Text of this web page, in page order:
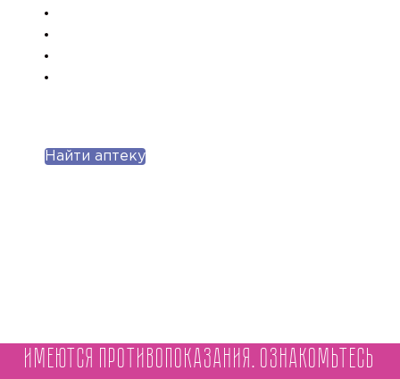
Найти аптеку
Имеются противопоказания. Ознакомьтесь